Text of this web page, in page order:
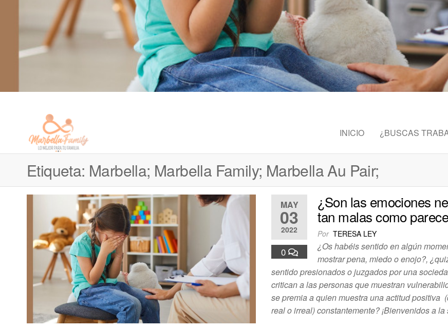
Family |
Personal
Family
Supporter
doméstico
para
familias
INICIO ¿BUSCAS
Etiqueta: Marbella; Marbella Family; Marbella Au Pair;
MAY
03
2022
0
¿Son las emociones
tan malas como
Por TERESA LEY
¿Os habéis sentido en algún
mostrar pena, miedo o enojo?,
sentido presionados o juzgados por una
critican a las personas que muestran
se premia a quien muestra una actitud positiva
real o irreal) constantemente? ¡Bienvenidos a